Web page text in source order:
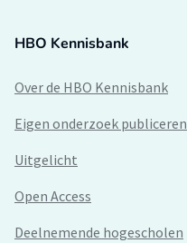
HBO Kennisbank
Over de HBO Kennisbank
Eigen onderzoek publiceren
Uitgelicht
Open Access
Deelnemende hogescholen